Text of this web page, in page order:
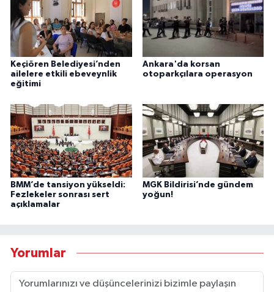
Keçiören Belediyesi’nden
ailelere etkili ebeveynlik
eğitimi
Ankara'da korsan
otoparkçılara operasyon
BMM’de tansiyon yükseldi:
Fezlekeler sonrası sert
açıklamalar
MGK Bildirisi’nde gündem
yoğun!
Yorumlar